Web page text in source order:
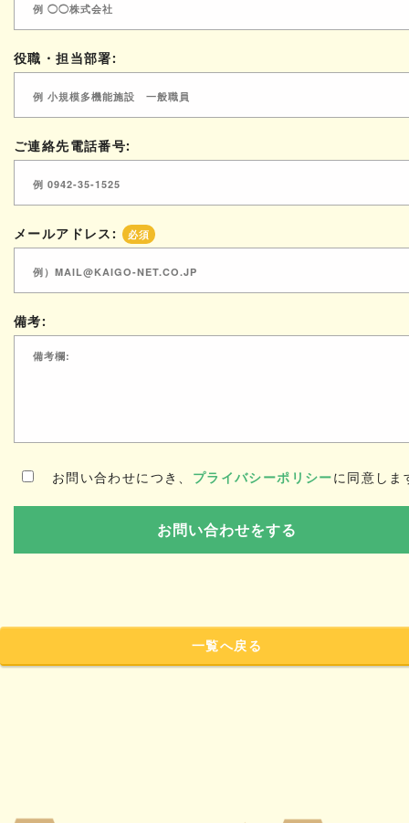
役職・担当部署:
ご連絡先電話番号:
メールアドレス: 必須
備考:
お問い合わせにつき、 プライバシーポリシーに同意しま
一覧へ戻る